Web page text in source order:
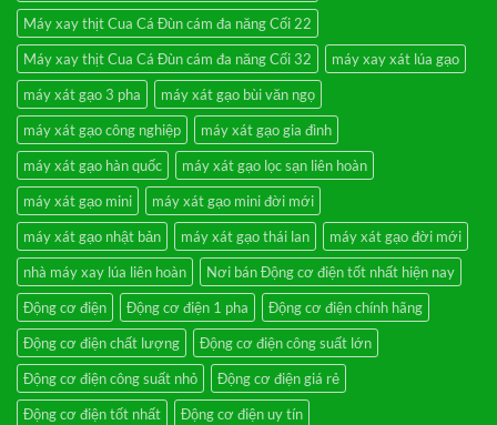
Máy xay thịt Cua Cá Đùn cám đa năng Cối 22
Máy xay thịt Cua Cá Đùn cám đa năng Cối 32
máy xay xát lúa gạo
máy xát gạo 3 pha
máy xát gạo bùi văn ngọ
máy xát gạo công nghiệp
máy xát gạo gia đình
máy xát gạo hàn quốc
máy xát gạo lọc sạn liên hoàn
máy xát gạo mini
máy xát gạo mini đời mới
máy xát gạo nhật bản
máy xát gạo thái lan
máy xát gạo đời mới
nhà máy xay lúa liên hoàn
Nơi bán Động cơ điện tốt nhất hiện nay
Động cơ điện
Động cơ điện 1 pha
Động cơ điện chính hãng
Động cơ điện chất lượng
Động cơ điện công suất lớn
Động cơ điện công suất nhỏ
Động cơ điện giá rẻ
Động cơ điện tốt nhất
Động cơ điện uy tín